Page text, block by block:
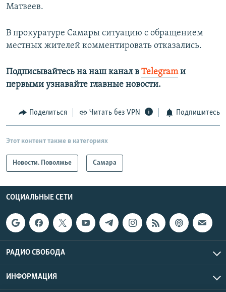
Матвеев.
В прокуратуре Самары ситуацию с обращением
местных жителей комментировать отказались.
Подписывайтесь на наш канал в Telegramи
первыми узнавайте главные новости.​
Поделиться Читать без VPN Подпишитесь
Этот контент также в категориях
Новости. Поволжье Самара
СОЦИАЛЬНЫЕ СЕТИ
РАДИО СВОБОДА
ИНФОРМАЦИЯ